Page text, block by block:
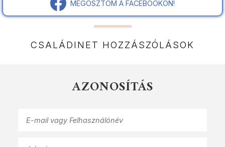
MEGOSZTOM A FACEBOOKON!
CSALÁDINET HOZZÁSZÓLÁSOK
AZONOSÍTÁS